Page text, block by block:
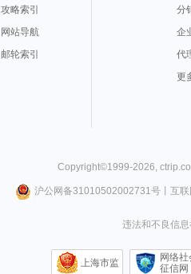
攻略索引
网站导航
邮轮索引
分
企
代
更
Copyright©1999-2026,
沪公网备31010502002731号丨 互
违法和不良信
上海市监
网络社
征信网